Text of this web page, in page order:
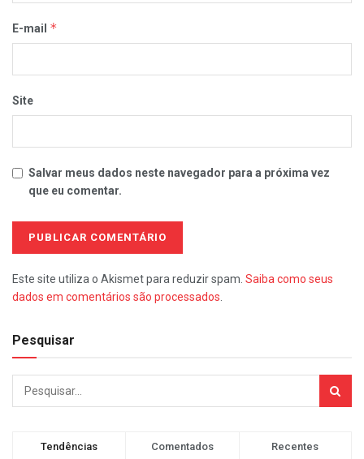
E-mail *
Site
Salvar meus dados neste navegador para a próxima vez
que eu comentar.
Este site utiliza o Akismet para reduzir spam. Saiba como seus
dados em comentários são processados
Pesquisar
Tendências Comentados Recentes